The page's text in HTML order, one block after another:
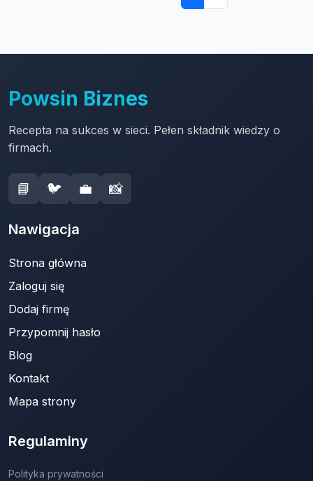
Powsin Biznes
Recepta na sukces w sieci. Pełen składnik wiedzy o
firmach.
📘 🐦 💼 📸
Nawigacja
Strona główna
Zaloguj się
Dodaj firmę
Przypomnij hasło
Blog
Kontakt
Mapa strony
Regulaminy
Polityka prywatności